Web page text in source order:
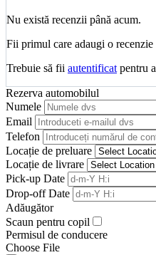
Nu există recenzii până acum.
Fii primul care adaugi o
Trebuie să fii autentificat pentru
Rezerva automobilul
Numele
Email
Telefon
Locație de preluare
Locație de livrare
Pick-up Date
Drop-off Date
Adăugător
Scaun pentru copil
Permisul de conducere
Choose File